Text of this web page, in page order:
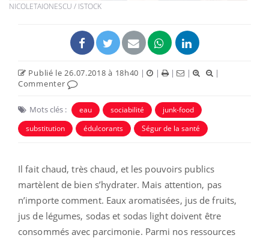
NICOLETAIONESCU / ISTOCK
Publié le 26.07.2018 à 18h40 | | | |
|
Commenter
Mots clés : eau sociabilité
junk-food
substitution
édulcorants Ségur de la santé
Il fait chaud, très chaud, et les pouvoirs publics
martèlent de bien s’hydrater. Mais attention, pas
n’importe comment. Eaux aromatisées, jus de fruits,
jus de légumes, sodas et sodas light doivent être
consommés avec parcimonie. Parmi nos ressources